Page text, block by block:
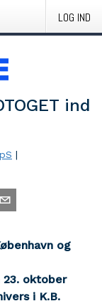
LOG IND
ind
|
og
23. oktober
i K.B.